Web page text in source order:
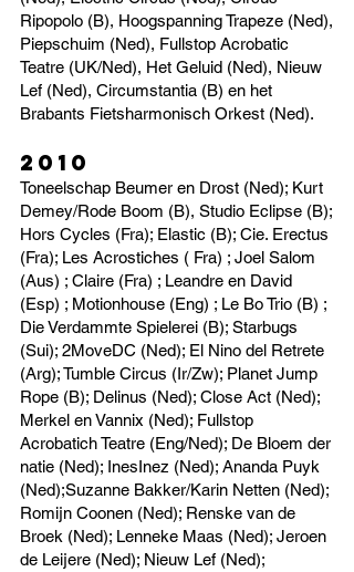
Ripopolo (B), Hoogspanning Trapeze (Ned),
Piepschuim (Ned), Fullstop Acrobatic
Teatre (UK/Ned), Het Geluid (Ned), Nieuw
Lef (Ned), Circumstantia (B) en het
Brabants Fietsharmonisch Orkest (Ned).
2010
Toneelschap Beumer en Drost (Ned); Kurt
Demey/Rode Boom (B), Studio Eclipse (B);
Hors Cycles (Fra); Elastic (B); Cie. Erectus
(Fra); Les Acrostiches ( Fra) ; Joel Salom
(Aus) ; Claire (Fra) ; Leandre en David
(Esp) ; Motionhouse (Eng) ; Le Bo Trio (B) ;
Die Verdammte Spielerei (B); Starbugs
(Sui); 2MoveDC (Ned); El Nino del Retrete
(Arg); Tumble Circus (Ir/Zw); Planet Jump
Rope (B); Delinus (Ned); Close Act (Ned);
Merkel en Vannix (Ned); Fullstop
Acrobatich Teatre (Eng/Ned); De Bloem der
natie (Ned); InesInez (Ned); Ananda Puyk
(Ned);Suzanne Bakker/Karin Netten (Ned);
Romijn Coonen (Ned); Renske van de
Broek (Ned); Lenneke Maas (Ned); Jeroen
de Leijere (Ned); Nieuw Lef (Ned);